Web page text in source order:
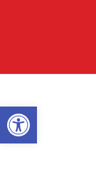
Open toolbar